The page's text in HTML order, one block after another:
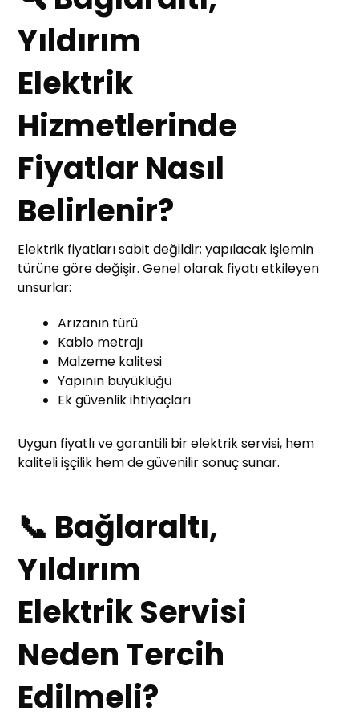
Yıldırım
Elektrik
Hizmetlerinde
Fiyatlar Nasıl
Belirlenir?
Elektrik fiyatları sabit değildir; yapılacak işlemin
türüne göre değişir. Genel olarak fiyatı etkileyen
unsurlar:
Arızanın türü
Kablo metrajı
Malzeme kalitesi
Yapının büyüklüğü
Ek güvenlik ihtiyaçları
Uygun fiyatlı ve garantili bir elektrik servisi, hem
kaliteli işçilik hem de güvenilir sonuç sunar.
📞 Bağlaraltı,
Yıldırım
Elektrik Servisi
Neden Tercih
Edilmeli?